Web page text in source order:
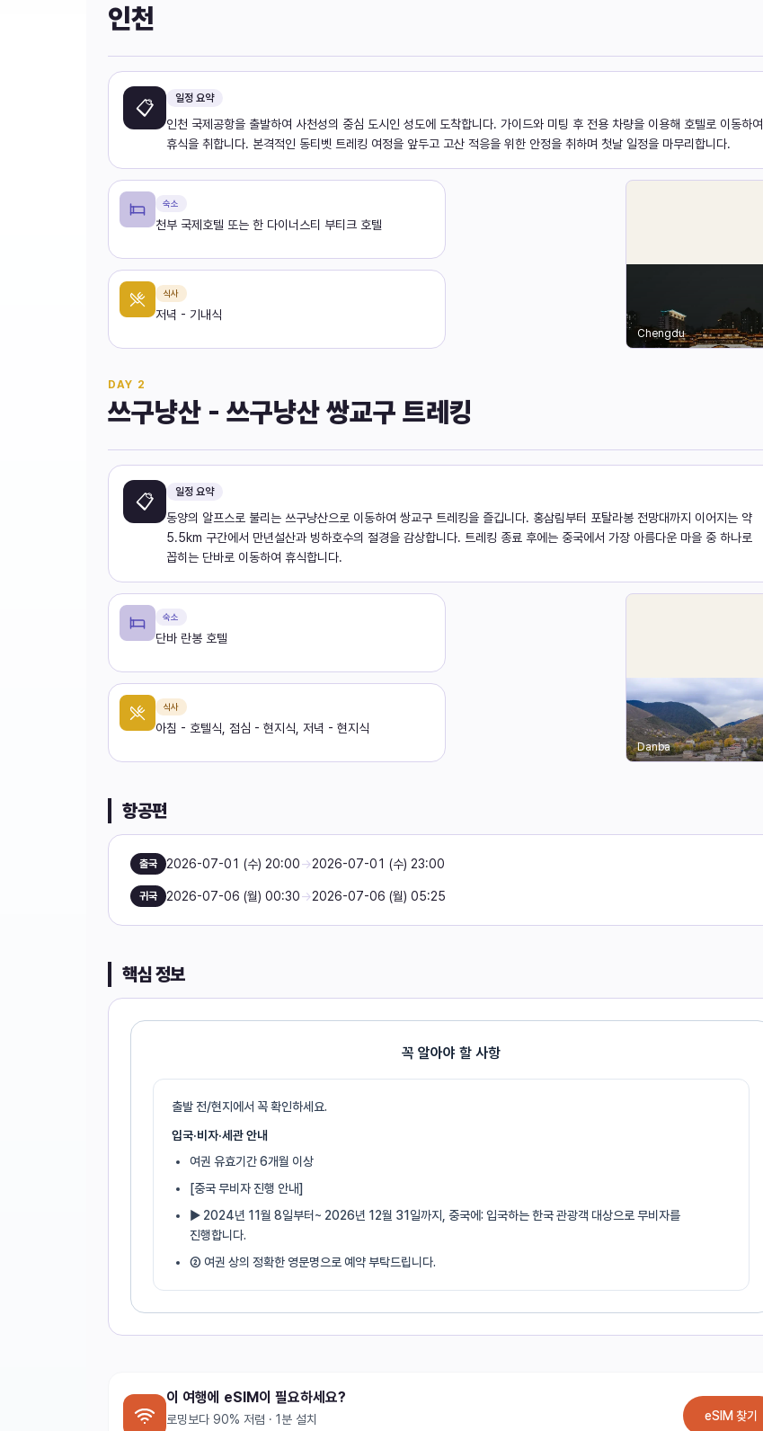
인천
📋 일정 요약
인천 국제공항을 출발하여 사천성의 중심 도시인 성도에 도착합니다. 가이드와 미팅 후 전용 차량을 이용해 호텔로 이동하여
휴식을 취합니다. 본격적인 동티벳 트레킹 여정을 앞두고 고산 적응을 위한 안정을 취하며 첫날 일정을 마무리합니다.
숙소
천부 국제호텔 또는 한 다이너스티 부티크 호텔
식사
저녁 - 기내식
Chengdu
DAY 2
쓰구냥산 - 쓰구냥산 쌍교구 트레킹
📋 일정 요약
동양의 알프스로 불리는 쓰구냥산으로 이동하여 쌍교구 트레킹을 즐깁니다. 홍삼림부터 포탈라봉 전망대까지 이어지는 약
5.5km 구간에서 만년설산과 빙하호수의 절경을 감상합니다. 트레킹 종료 후에는 중국에서 가장 아름다운 마을 중 하나로
꼽히는 단바로 이동하여 휴식합니다.
숙소
단바 란봉 호텔
식사
아침 - 호텔식, 점심 - 현지식, 저녁 - 현지식
Danba
항공편
출국 2026-07-01 (수) 20:00→2026-07-01 (수) 23:00
귀국 2026-07-06 (월) 00:30→2026-07-06 (월) 05:25
핵심 정보
꼭 알아야 할 사항
출발 전/현지에서 꼭 확인하세요.
입국·비자·세관 안내
여권 유효기간 6개월 이상
[중국 무비자 진행 안내]
▶ 2024년 11월 8일부터~ 2026년 12월 31일까지, 중국에: 입국하는 한국 관광객 대상으로 무비자를
진행합니다.
② 여권 상의 정확한 영문명으로 예약 부탁드립니다.
이 여행에 eSIM이 필요하세요?
로밍보다 90% 저렴 · 1분 설치 eSIM 찾기